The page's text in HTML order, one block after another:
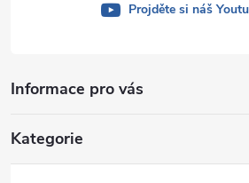
Informace pro vás
Kategorie
Projděte si náš